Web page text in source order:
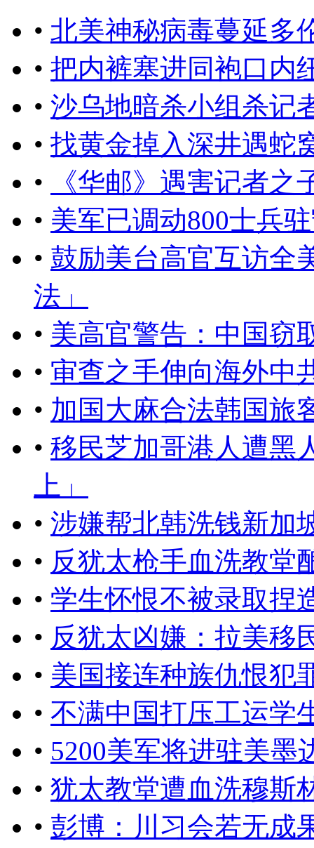
• 北美神秘病毒蔓延多
• 把内裤塞进同袍口内
• 沙乌地暗杀小组杀记
• 找黄金掉入深井遇蛇
•
《华邮》遇害记者
• 美军已调动800士兵
• 鼓励美台高官互访全
法」
• 美高官警告：中国窃
• 审查之手伸向海外中
• 加国大麻合法韩国旅
• 移民芝加哥港人遭黑
上」
• 涉嫌帮北韩洗钱新加
• 反犹太枪手血洗教堂
• 学生怀恨不被录取捏
• 反犹太凶嫌：拉美移
• 美国接连种族仇恨犯
• 不满中国打压工运学
• 5200美军将进驻美墨
• 犹太教堂遭血洗穆斯
• 彭博：川习会若无成